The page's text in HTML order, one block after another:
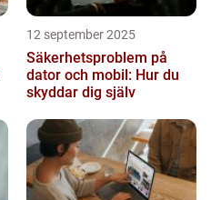
12 september 2025
Säkerhetsproblem på
dator och mobil: Hur du
skyddar dig själv